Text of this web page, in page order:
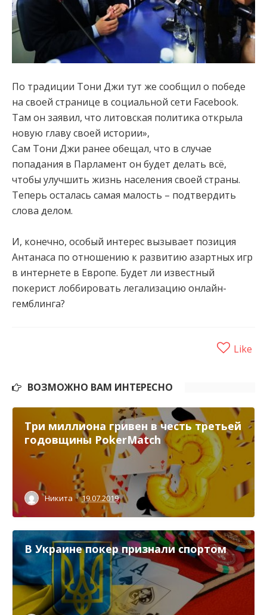
По традиции Тони Джи тут же сообщил о победе
на своей странице в социальной сети Facebook.
Там он заявил, что литовская политика открыла
новую главу своей истории»,
Сам Тони Джи ранее обещал, что в случае
попадания в Парламент он будет делать всё,
чтобы улучшить жизнь населения своей страны.
Теперь осталась самая малость – подтвердить
слова делом.
И, конечно, особый интерес вызывает позиция
Антанаса по отношению к развитию азартных игр
в интернете в Европе. Будет ли известный
покерист лоббировать легализацию онлайн-
гемблинга?
Like
ВОЗМОЖНО ВАМ ИНТЕРЕСНО
Три миллиона гривен в честь третьей
годовщины PokerMatch
Никита · 19.07.2019
В Украине покер признали спортом